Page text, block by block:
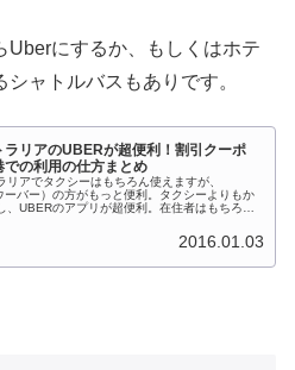
Uberにするか、もしくはホテ
ャトルバスもありです。
ラリアのUBERが超便利！割引クーポ
での利用の仕方まとめ
リアでタクシーはもちろん使えますが、
ーバー）の方がもっと便利。タクシーよりもか
、UBERのアプリが超便利。在住者はもちろ
2016.01.03